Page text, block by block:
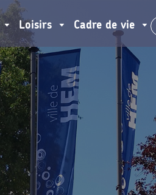
Loisirs Cadre de vie